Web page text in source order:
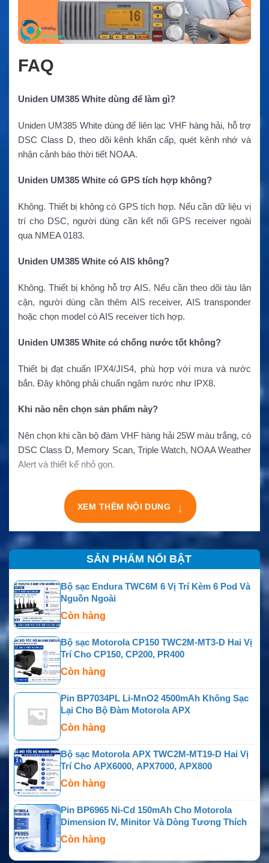
FAQ
Uniden UM385 White dùng để làm gì?
Uniden UM385 White dùng để liên lạc VHF hàng hải, hỗ trợ
DSC Class D, theo dõi kênh khẩn cấp, quét kênh nhớ và
nhận cảnh báo thời tiết NOAA.
Uniden UM385 White có GPS tích hợp không?
Không. Thiết bị không có GPS tích hợp. Nếu cần dữ liệu vị
trí cho DSC, người dùng cần kết nối GPS receiver ngoài
qua NMEA 0183.
Uniden UM385 White có AIS không?
Không. Thiết bị không hỗ trợ AIS. Nếu cần theo dõi tàu lân
cận, người dùng cần thêm AIS receiver, AIS transponder
hoặc chọn model có AIS receiver tích hợp.
Uniden UM385 White có chống nước tốt không?
Thiết bị đạt chuẩn IPX4/JIS4, phù hợp với mưa và nước
bắn. Đây không phải chuẩn ngâm nước như IPX8.
Khi nào nên chọn sản phẩm này?
Nên chọn khi cần bộ đàm VHF hàng hải 25W màu trắng, có
DSC Class D, Memory Scan, Triple Watch, NOAA Weather
Alert và thiết kế nhỏ gọn.
XEM THÊM NỘI DUNG ↓
SẢN PHẨM NỔI BẬT
Bộ sạc Endura TWC6M 6 Vị Trí Kèm 6 Pod Và
Nguồn Ngoài
Còn hàng
Bộ sạc Motorola CP150 TWC2M-MT3-D Hai Vị
Trí Cho CP150, CP200, PR400
Còn hàng
Pin BP7034PL Li-MnO2 4500mAh Không Sạc
Lại Cho Bộ Đàm Motorola APX
Còn hàng
Bộ sạc Motorola APX TWC2M-MT19-D Hai Vị
Trí Cho APX6000, APX7000, APX800
Còn hàng
Pin BP6965 Ni-Cd 150mAh Cho Motorola
Dimension IV, Minitor Và Dòng Tương Thích
Còn hàng